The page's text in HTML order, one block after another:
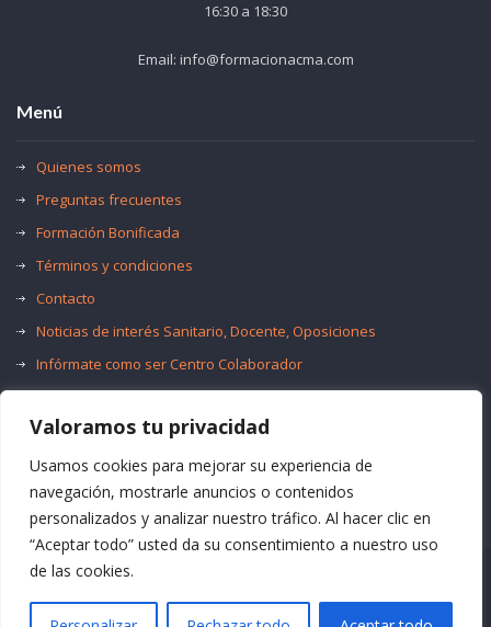
Valoramos tu privacidad
Usamos cookies para mejorar su experiencia de
navegación, mostrarle anuncios o contenidos
personalizados y analizar nuestro tráfico. Al hacer clic en
“Aceptar todo” usted da su consentimiento a nuestro uso
de las cookies.
16:30 a 18:30
Email: info@formacionacma.com
Menú
Quienes somos
Preguntas frecuentes
Formación Bonificada
Términos y condiciones
Contacto
Noticias de interés Sanitario, Docente, Oposiciones
Infórmate como ser Centro Colaborador
Oferta de Empleo Público
Bolsas de Empleo